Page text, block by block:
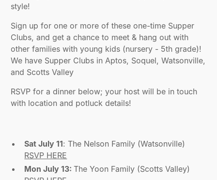
style!
Sign up for one or more of these one-time Supper
Clubs, and get a chance to meet & hang out with
other families with young kids (nursery - 5th grade)!
We have Supper Clubs in Aptos, Soquel, Watsonville,
and Scotts Valley
RSVP for a dinner below; your host will be in touch
with location and potluck details!
Sat July 11: The Nelson Family (Watsonville)
RSVP HERE
Mon July 13:The Yoon Family (Scotts Valley)